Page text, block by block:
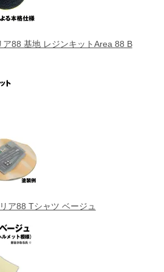
ア88 基地 レジンキットArea 88 B
ア88 Tシャツ ベージュ